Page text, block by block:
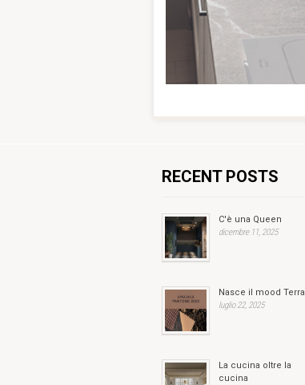
RECENT POSTS
C'è una Queen
dicembre 11, 2025
Nasce il mood Terra
luglio 22, 2025
La cucina oltre la
cucina